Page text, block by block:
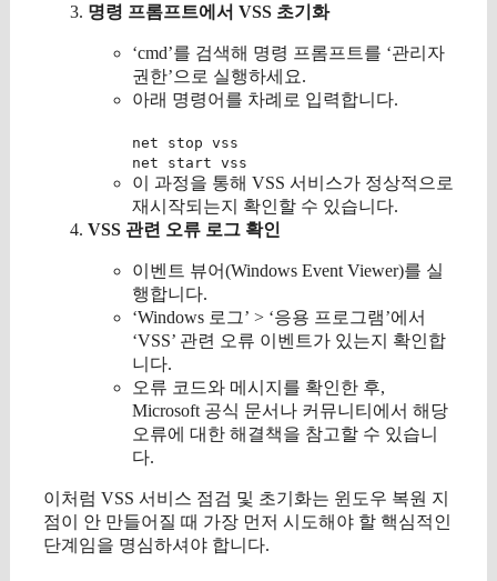
명령 프롬프트에서 VSS 초기화
‘cmd’를 검색해 명령 프롬프트를 ‘관리자
권한’으로 실행하세요.
아래 명령어를 차례로 입력합니다.
net stop vss
net start vss
이 과정을 통해 VSS 서비스가 정상적으로
재시작되는지 확인할 수 있습니다.
VSS 관련 오류 로그 확인
이벤트 뷰어(Windows Event Viewer)를 실
행합니다.
‘Windows 로그’ > ‘응용 프로그램’에서
‘VSS’ 관련 오류 이벤트가 있는지 확인합
니다.
오류 코드와 메시지를 확인한 후,
Microsoft 공식 문서나 커뮤니티에서 해당
오류에 대한 해결책을 참고할 수 있습니
다.
이처럼 VSS 서비스 점검 및 초기화는 윈도우 복원 지
점이 안 만들어질 때 가장 먼저 시도해야 할 핵심적인
단계임을 명심하셔야 합니다.